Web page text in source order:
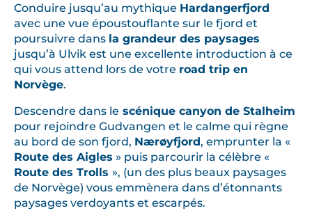
o
p
i
c
e
u
x
r
o
a
d
Conduire jusqu’au mythique Hardangerfjord
avec une vue époustouflante sur le fjord et
poursuivre dans la grandeur des paysages
jusqu’à Ulvik est une excellente introduction à ce
qui vous attend lors de votre road trip en
Norvège.
Descendre dans le scénique canyon de Stalheim
pour rejoindre Gudvangen et le calme qui règne
au bord de son fjord, Nærøyfjord, emprunter la «
Route des Aigles » puis parcourir la célèbre «
Route des Trolls », (un des plus beaux paysages
de Norvège) vous emmènera dans d’étonnants
paysages verdoyants et escarpés.